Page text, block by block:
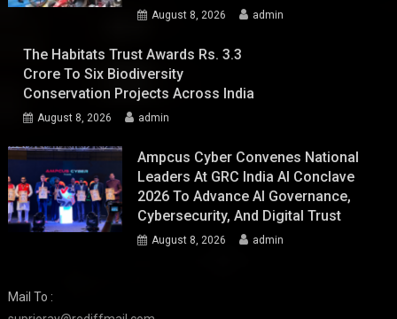
August 8, 2026 admin
The Habitats Trust Awards Rs. 3.3
Crore To Six Biodiversity
Conservation Projects Across India
August 8, 2026 admin
Ampcus Cyber Convenes National
Leaders At GRC India AI Conclave
2026 To Advance AI Governance,
Cybersecurity, And Digital Trust
August 8, 2026 admin
Mail To :